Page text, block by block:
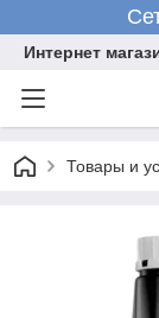
Интернет
Товары и